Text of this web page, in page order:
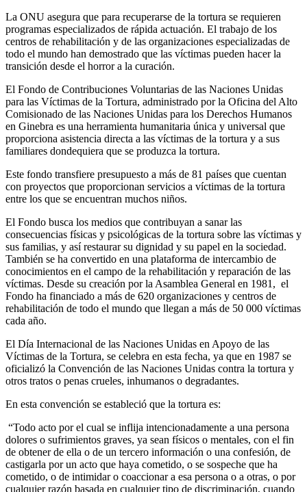
La ONU asegura que para recuperarse de la tortura se requieren
programas especializados de rápida actuación. El trabajo de los
centros de rehabilitación y de las organizaciones especializadas de
todo el mundo han demostrado que las víctimas pueden hacer la
transición desde el horror a la curación.
El Fondo de Contribuciones Voluntarias de las Naciones Unidas
para las Víctimas de la Tortura, administrado por la Oficina del Alto
Comisionado de las Naciones Unidas para los Derechos Humanos
en Ginebra es una herramienta humanitaria única y universal que
proporciona asistencia directa a las víctimas de la tortura y a sus
familiares dondequiera que se produzca la tortura.
Este fondo transfiere presupuesto a más de 81 países que cuentan
con proyectos que proporcionan servicios a víctimas de la tortura
entre los que se encuentran muchos niños.
El Fondo busca los medios que contribuyan a sanar las
consecuencias físicas y psicológicas de la tortura sobre las víctimas y
sus familias, y así restaurar su dignidad y su papel en la sociedad.
También se ha convertido en una plataforma de intercambio de
conocimientos en el campo de la rehabilitación y reparación de las
víctimas. Desde su creación por la Asamblea General en 1981, el
Fondo ha financiado a más de 620 organizaciones y centros de
rehabilitación de todo el mundo que llegan a más de 50 000 víctimas
cada año.
El Día Internacional de las Naciones Unidas en Apoyo de las
Víctimas de la Tortura, se celebra en esta fecha, ya que en 1987 se
oficializó la Convención de las Naciones Unidas contra la tortura y
otros tratos o penas crueles, inhumanos o degradantes.
En esta convención se estableció que la tortura es:
“Todo acto por el cual se inflija intencionadamente a una persona
dolores o sufrimientos graves, ya sean físicos o mentales, con el fin
de obtener de ella o de un tercero información o una confesión, de
castigarla por un acto que haya cometido, o se sospeche que ha
cometido, o de intimidar o coaccionar a esa persona o a otras, o por
cualquier razón basada en cualquier tipo de discriminación, cuando